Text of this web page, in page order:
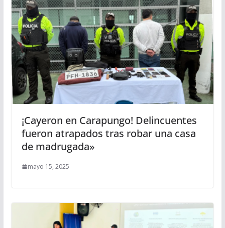
¡Cayeron en Carapungo! Delincuentes
fueron atrapados tras robar una casa
de madrugada»
mayo 15, 2025